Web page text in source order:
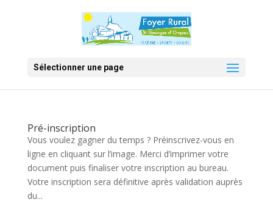
Sélectionner une page
Pré-inscription
Vous voulez gagner du temps ? Préinscrivez-vous en
ligne en cliquant sur l’image. Merci d’imprimer votre
document puis finaliser votre inscription au bureau.
Votre inscription sera définitive après validation auprès
du...